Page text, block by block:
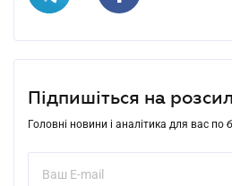
Підпишіться на
Головні новини і аналітика для вас по